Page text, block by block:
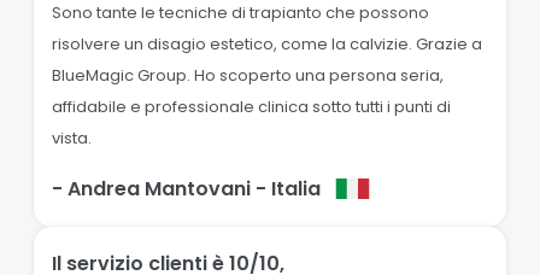
Sono tante le tecniche di trapianto che possono
risolvere un disagio estetico, come la calvizie. Grazie a
BlueMagic Group. Ho scoperto una persona seria,
affidabile e professionale clinica sotto tutti i punti di
vista.
- Andrea Mantovani - Italia
Il servizio clienti è 10/10,